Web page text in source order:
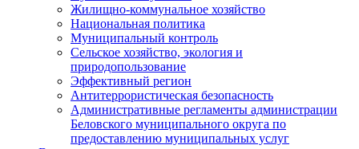
Жилищно-коммунальное хозяйство
Национальная политика
Муниципальный контроль
Сельское хозяйство, экология и
природопользование
Эффективный регион
Антитеррористическая безопасность
Административные регламенты администрации
Беловского муниципального округа по
предоставлению муниципальных услуг